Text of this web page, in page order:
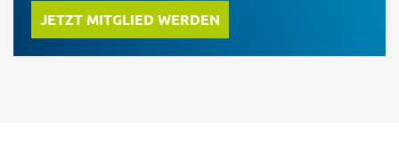
JETZT MITGLIED WERDEN